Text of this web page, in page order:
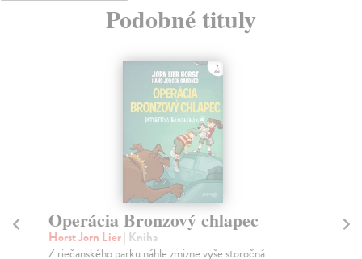
Podobné tituly
Operácia Bronzový chlapec
Horst Jorn Lier| Kniha
Z riečanského parku náhle zmizne vyše storočná